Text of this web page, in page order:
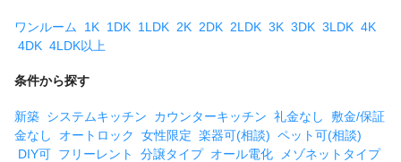
ワンルーム 1K 1DK 1LDK 2K 2DK 2LDK 3K 3DK 3LDK 4K
4DK 4LDK以上
条件から探す
新築 システムキッチン カウンターキッチン 礼金なし
敷金/保証
金なし
オートロック 女性限定 楽器可(相談) ペット可(相談)
DIY可 フリーレント 分譲タイプ オール電化
メゾネットタイプ